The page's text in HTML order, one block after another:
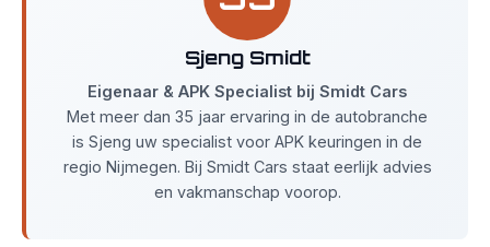
Sjeng Smidt
Eigenaar & APK Specialist bij Smidt Cars
Met meer dan 35 jaar ervaring in de autobranche
is Sjeng uw specialist voor APK keuringen in de
regio Nijmegen. Bij Smidt Cars staat eerlijk advies
en vakmanschap voorop.